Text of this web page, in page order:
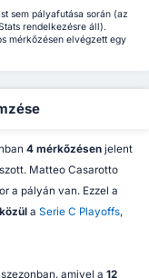
sem pályafutása során (az
rendelkezésre áll).
mérkőzésen elvégzett egy
4 mérkőzésen jelent
Matteo Casarotto
a pályán van. Ezzel a
a Serie C Playoffs,
amivel a 12